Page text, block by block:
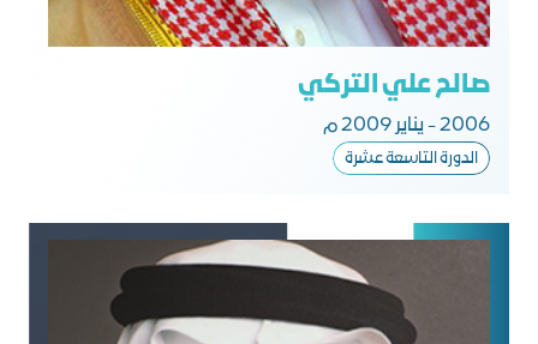
صالح علي التركي
2006 - يناير 2009 م
الدورة التاسعة عشرة